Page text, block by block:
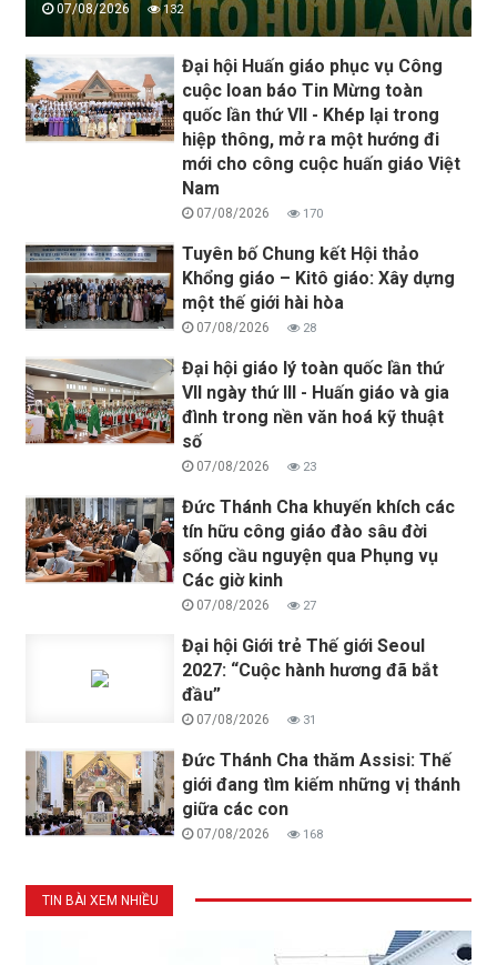
07/08/2026 132
Đại hội Huấn giáo phục vụ Công
cuộc loan báo Tin Mừng toàn
quốc lần thứ VII - Khép lại trong
hiệp thông, mở ra một hướng đi
mới cho công cuộc huấn giáo Việt
Nam
07/08/2026 170
Tuyên bố Chung kết Hội thảo
Khổng giáo – Kitô giáo: Xây dựng
một thế giới hài hòa
07/08/2026 28
Đại hội giáo lý toàn quốc lần thứ
VII ngày thứ III - Huấn giáo và gia
đình trong nền văn hoá kỹ thuật
số
07/08/2026 23
Đức Thánh Cha khuyến khích các
tín hữu công giáo đào sâu đời
sống cầu nguyện qua Phụng vụ
Các giờ kinh
07/08/2026 27
Đại hội Giới trẻ Thế giới Seoul
2027: “Cuộc hành hương đã bắt
đầu”
07/08/2026 31
Đức Thánh Cha thăm Assisi: Thế
giới đang tìm kiếm những vị thánh
giữa các con
07/08/2026 168
TIN BÀI XEM NHIỀU